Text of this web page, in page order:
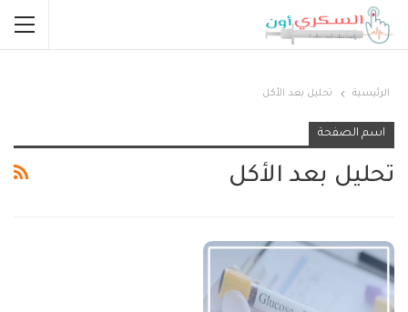
الرئيسية تحليل بعد الأكل
اسم الصفحة
تحليل بعد الأكل